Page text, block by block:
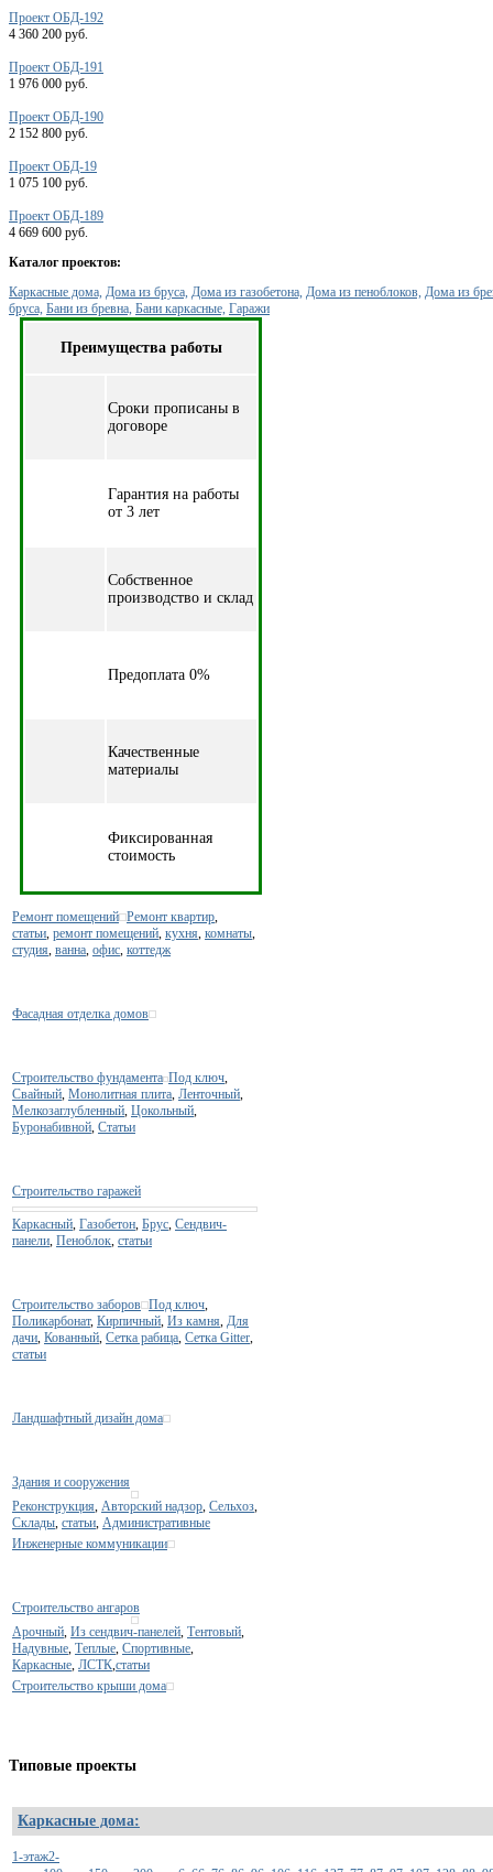
Проект ОБД-192
4 360 200 руб.
Проект ОБД-191
1 976 000 руб.
Проект ОБД-190
2 152 800 руб.
Проект ОБД-19
1 075 100 руб.
Проект ОБД-189
4 669 600 руб.
Каталог проектов:
Каркасные дома, Дома из бруса, Дома из газобетона, Дома из пеноблоков, Дома из
бруса, Бани из бревна, Бани каркасные, Гаражи
Преимущества работы
Cроки прописаны в
договоре
Гарантия на работы
от 3 лет
Собственное
производство и склад
Предоплата 0%
Качественные
материалы
Фиксированная
стоимость
Ремонт помещений Ремонт квартир,
статьи, ремонт помещений, кухня, комнаты,
студия, ванна, офис, коттедж
Фасадная отделка домов
Строительство фундамента Под ключ,
Свайный, Монолитная плита, Ленточный,
Мелкозаглубленный, Цокольный,
Буронабивной, Статьи
Строительство гаражей
Каркасный, Газобетон, Брус, Сендвич-
панели, Пеноблок, статьи
Строительство заборов Под ключ,
Поликарбонат, Кирпичный, Из камня, Для
дачи, Кованный, Сетка рабица, Сетка Gitter,
статьи
Ландшафтный дизайн дома
Здания и сооружения
Реконструкция, Авторский надзор, Сельхоз,
Склады, статьи, Административные
Инженерные коммуникации
Строительство ангаров
Арочный, Из сендвич-панелей, Тентовый,
Надувные, Теплые, Спортивные,
Каркасные, ЛСТК,статьи
Строительство крыши дома
Типовые проекты
Каркасные дома:
1-этаж2-